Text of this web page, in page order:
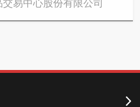
易中心股份有限公司